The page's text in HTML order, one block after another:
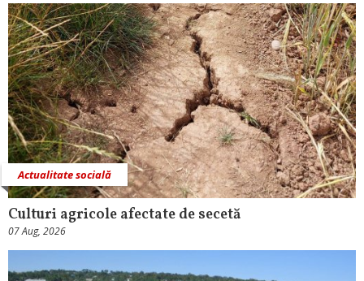
Actualitate socială
Culturi agricole afectate de secetă
07 Aug, 2026